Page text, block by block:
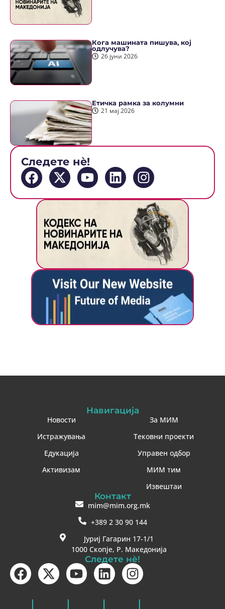
Кога машината пишува, кој
одлучува?
26 јуни 2026
Етичка рамка за колумни
21 мај 2026
Следете нè!
Навигација
Новости
Истражувања
Едукација
Активизам
За МИМ
Тековни проекти
Управен одбор
МИМ тим
Извештаи
Контакт
mim@mim.org.mk
+389 2 30 90 144
Јуриј Гагарин 17-1/1
1000 Скопје, Р. Македонија
Следете нè!